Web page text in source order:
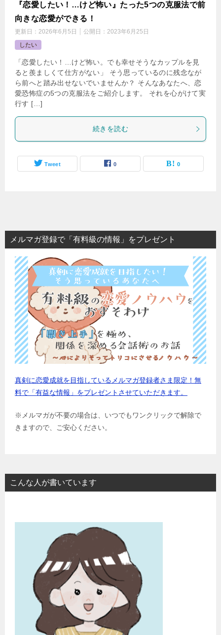
『恋愛したい！…けど怖い』たった5つの克服法で前
向きな恋愛ができる！
更新日： 2026年6月5日 公開日： 2023年6月25日
したい
「恋愛したい！…けど怖い。でも幸せそうなカップルを見
ると羨ましくて仕方がない」 そう思っているのに残念なが
ら前へと踏み出せないでいませんか？ そんなあなたへ、恋
愛恐怖症の5つの克服法をご紹介します。 それを心がけて実
行す […]
続きを読む
Tweet 0 0
メルマガ登録で「有料級の情報」をプレゼント
真剣に恋愛成就を目指しているメルマガ登録者さま限定！無
料で「有益な情報」をプレゼントさせていただきます。
※メルマガが不要の場合は、いつでもワンクリックで解除で
きますので、ご安心ください。
こんな人が書いています